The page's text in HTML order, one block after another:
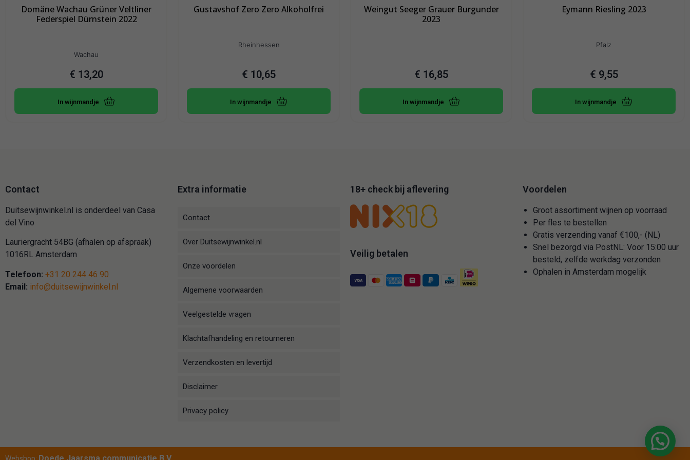
Domäne Wachau Grüner Veltliner
Federspiel Dürnstein 2022
Wachau
€ 13,20
In wijnmandje
Gustavshof Zero Zero Alkoholfrei
Rheinhessen
€ 10,65
In wijnmandje
Weingut Seeger Grauer Burgunder
2023
€ 16,85
In wijnmandje
Eymann Riesling 2023
Pfalz
€ 9,55
In wijnmandje
Contact
Duitsewijnwinkel.nl is onderdeel van Casa
del Vino
Lauriergracht 54BG (afhalen op afspraak)
1016RL Amsterdam
Telefoon: +31 20 244 46 90
Email: info@duitsewijnwinkel.nl
Extra informatie
Contact
Over Duitsewijnwinkel.nl
Onze voordelen
Algemene voorwaarden
Veelgestelde vragen
Klachtafhandeling en retourneren
Verzendkosten en levertijd
Disclaimer
Privacy policy
18+ check bij aflevering
Veilig betalen
Voordelen
Groot assortiment wijnen op voorraad
Per fles te bestellen
Gratis verzending vanaf €100,- (NL)
Snel bezorgd via PostNL: Voor 15:00 uur
besteld, zelfde werkdag verzonden
Ophalen in Amsterdam mogelijk